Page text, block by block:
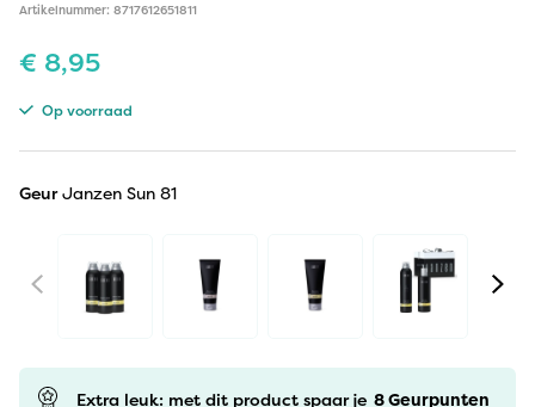
Artikelnummer: 8717612651811
€ 8,95
Op voorraad
GeurJanzen Sun 81
Extra leuk: met dit product spaar je 8Geurpunten